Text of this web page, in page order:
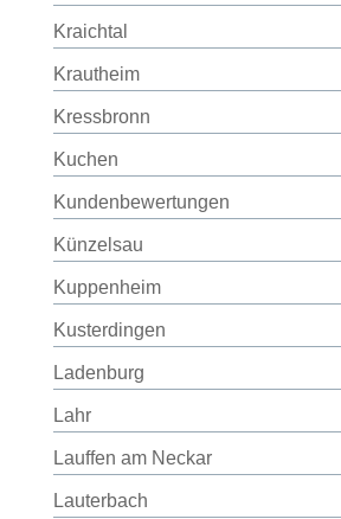
Kraichtal
Krautheim
Kressbronn
Kuchen
Kundenbewertungen
Künzelsau
Kuppenheim
Kusterdingen
Ladenburg
Lahr
Lauffen am Neckar
Lauterbach